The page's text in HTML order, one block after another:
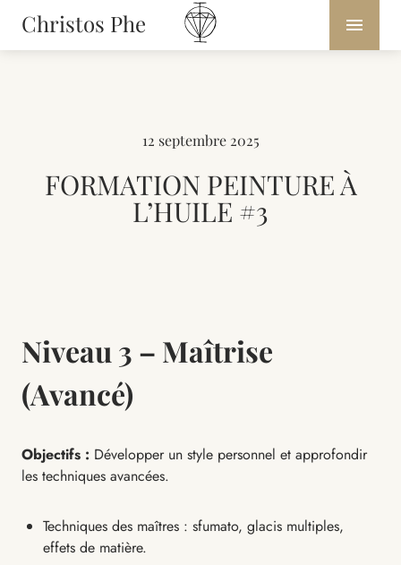
Christos Phe
12 septembre 2025
FORMATION PEINTURE À
L’HUILE #3
Niveau 3 – Maîtrise
(Avancé)
Objectifs : Développer un style personnel et approfondir
les techniques avancées.
Techniques des maîtres : sfumato, glacis multiples,
effets de matière.